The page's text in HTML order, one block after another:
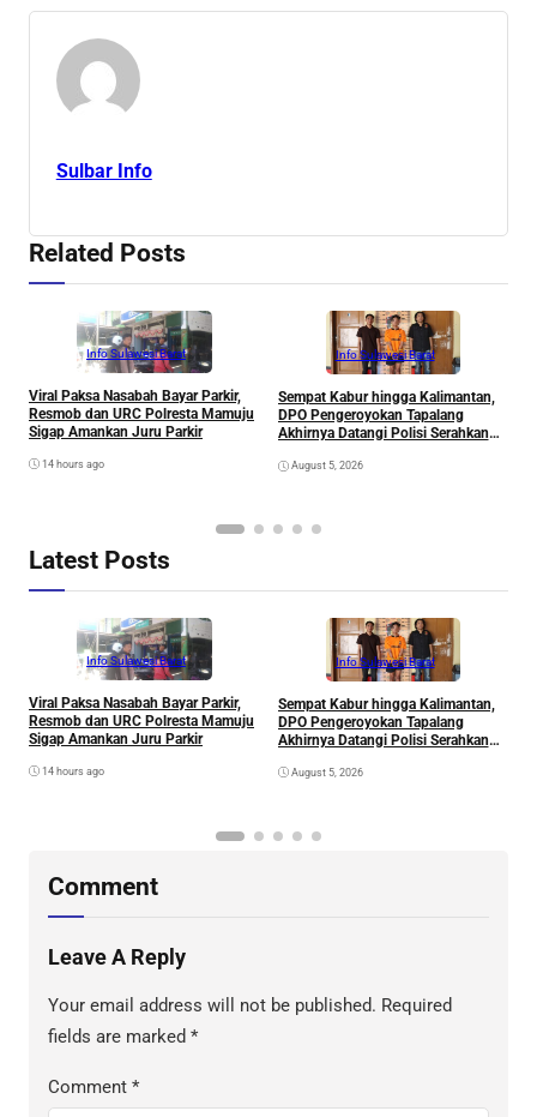
Sulbar Info
Related Posts
Info Sulawesi Barat
Viral Paksa Nasabah Bayar Parkir,
Resmob dan URC Polresta Mamuju
Sigap Amankan Juru Parkir
14 hours ago
Info Sulawesi Barat
Sempat Kabur hingga Kalimantan,
DPO Pengeroyokan Tapalang
Akhirnya Datangi Polisi Serahkan
August 5, 2026
Latest Posts
Info Sulawesi Barat
Viral Paksa Nasabah Bayar Parkir,
Resmob dan URC Polresta Mamuju
Sigap Amankan Juru Parkir
14 hours ago
Info Sulawesi Barat
Sempat Kabur hingga Kalimantan,
DPO Pengeroyokan Tapalang
Akhirnya Datangi Polisi Serahkan
August 5, 2026
Comment
Leave A Reply
Your email address will not be published. Required
fields are marked *
Comment *